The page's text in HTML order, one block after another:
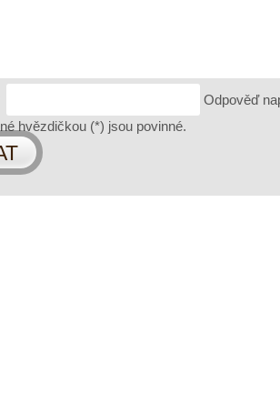
Odpověď
hvězdičkou (*) jsou povinné.